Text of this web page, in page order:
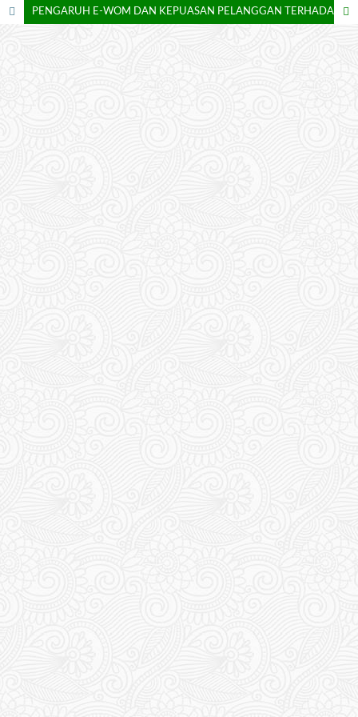
PENGARUH E-WOM DAN KEPUASAN PELANGGAN TERHADAP LOYALITAS PELANGGAN PADA PT. LASTANA EXPRESS INDONESIA LAZADA ELOGISTICS KELAPA DUA TANGERANG